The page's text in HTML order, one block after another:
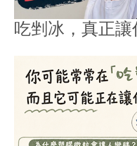
吃剉冰，真正讓